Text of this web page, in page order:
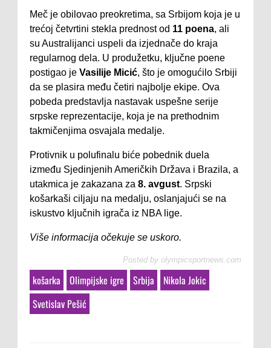
Meč je obilovao preokretima, sa Srbijom koja je u
trećoj četvrtini stekla prednost od 11 poena, ali
su Australijanci uspeli da izjednače do kraja
regularnog dela. U produžetku, ključne poene
postigao je Vasilije Micić, što je omogućilo Srbiji
da se plasira među četiri najbolje ekipe. Ova
pobeda predstavlja nastavak uspešne serije
srpske reprezentacije, koja je na prethodnim
takmičenjima osvajala medalje.
Protivnik u polufinalu biće pobednik duela
između Sjedinjenih Američkih Država i Brazila, a
utakmica je zakazana za 8. avgust. Srpski
košarkaši ciljaju na medalju, oslanjajući se na
iskustvo ključnih igrača iz NBA lige.
Više informacija očekuje se uskoro.
Posted by olympicsportnews.com
košarka Olimpijske igre Srbija
Nikola Jokic
Svetislav Pešić